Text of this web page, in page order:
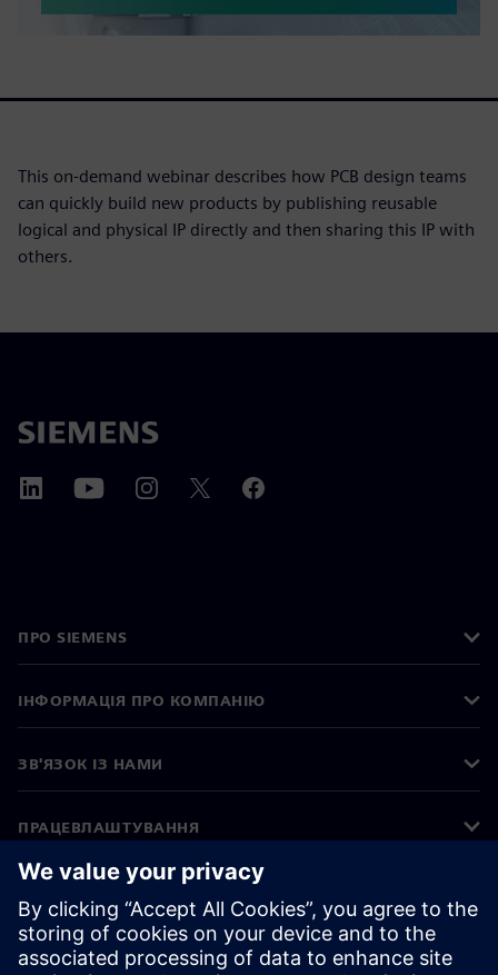
This on-demand webinar describes how PCB design teams
can quickly build new products by publishing reusable
logical and physical IP directly and then sharing this IP with
others.
ПРО SIEMENS
ІНФОРМАЦІЯ ПРО КОМПАНІЮ
ЗВ'ЯЗОК ІЗ НАМИ
ПРАЦЕВЛАШТУВАННЯ
©Siemens 2026
Інформація про компанію